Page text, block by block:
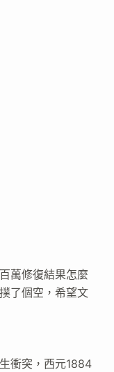
萬修復結果怎麼
了個空，希望文
衝突，西元1884